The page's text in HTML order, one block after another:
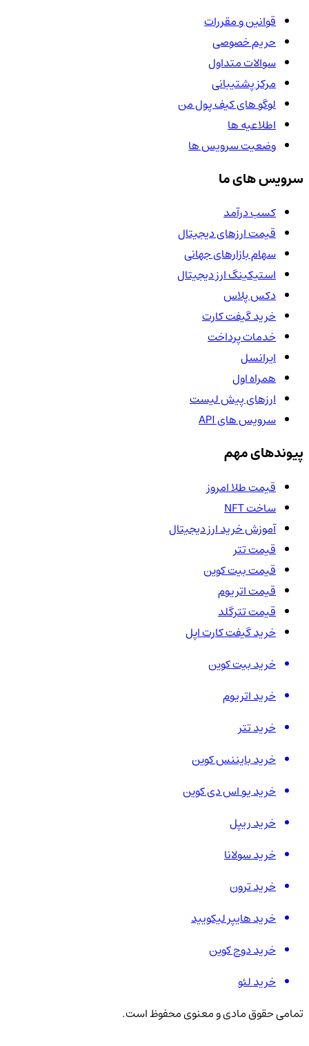
قوانین و مقررات
حریم خصوصی
سوالات متداول
مرکز پشتیبانی
لوگو های کیف پول من
اطلاعیه ها
وضعیت سرویس ها
سرویس های ما
کسب درآمد
قیمت ارزهای دیجیتال
سهام بازارهای جهانی
استیکینگ ارز دیجیتال
دکس پلاس
خرید گیفت کارت
خدمات پرداخت
ایرانسل
همراه اول
ارزهای پیش لیست
سرویس های API
پیوندهای مهم
قیمت طلا امروز
ساخت NFT
آموزش خرید ارز دیجیتال
قیمت تتر
قیمت بیت کوین
قیمت اتریوم
قیمت تترگلد
خرید گیفت کارت اپل
خرید بیت کوین
خرید اتریوم
خرید تتر
خرید بایننس کوین
خرید یو اس دی کوین
خرید ریپل
خرید سولانا
خرید ترون
خرید هایپر لیکویید
خرید دوج کوین
خرید لئو
تمامی حقوق مادی و معنوی محفوظ است.